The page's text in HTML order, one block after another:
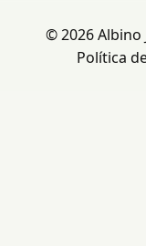
© 2026 Albino
Política